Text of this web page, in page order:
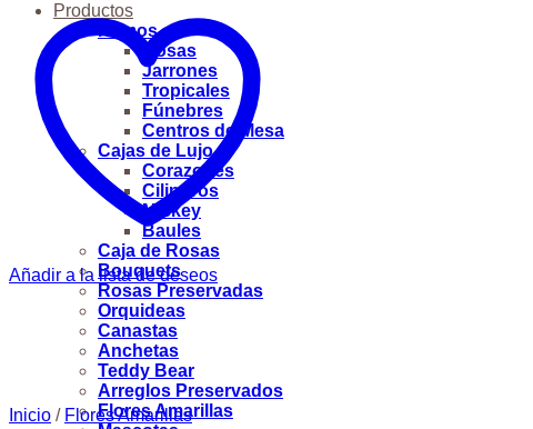
Productos
Ramos
Rosas
Jarrones
Tropicales
Fúnebres
Centros de Mesa
Cajas de Lujo
Corazones
Cilindros
Mickey
Baules
Caja de Rosas
Bouquets
Rosas Preservadas
Orquideas
Canastas
Anchetas
Teddy Bear
Arreglos Preservados
Flores Amarillas
Añadir a la lista de deseos
Inicio / Flores Amarillas